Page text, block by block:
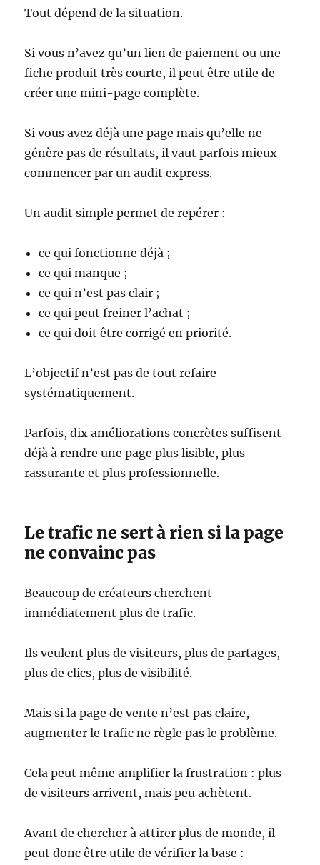
Tout dépend de la situation.
Si vous n’avez qu’un lien de paiement ou une
fiche produit très courte, il peut être utile de
créer une mini-page complète.
Si vous avez déjà une page mais qu’elle ne
génère pas de résultats, il vaut parfois mieux
commencer par un audit express.
Un audit simple permet de repérer :
ce qui fonctionne déjà ;
ce qui manque ;
ce qui n’est pas clair ;
ce qui peut freiner l’achat ;
ce qui doit être corrigé en priorité.
L’objectif n’est pas de tout refaire
systématiquement.
Parfois, dix améliorations concrètes suffisent
déjà à rendre une page plus lisible, plus
rassurante et plus professionnelle.
Le trafic ne sert à rien si la page
ne convainc pas
Beaucoup de créateurs cherchent
immédiatement plus de trafic.
Ils veulent plus de visiteurs, plus de partages,
plus de clics, plus de visibilité.
Mais si la page de vente n’est pas claire,
augmenter le trafic ne règle pas le problème.
Cela peut même amplifier la frustration : plus
de visiteurs arrivent, mais peu achètent.
Avant de chercher à attirer plus de monde, il
peut donc être utile de vérifier la base :